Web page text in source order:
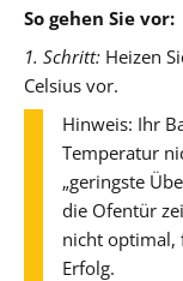
So gehen Sie vor:
1. Schritt: Heizen
Celsius vor.
Hinweis: Ihr
Temperatur
„geringste
die Ofentür
nicht optimal,
Erfolg.